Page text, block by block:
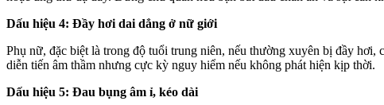
Dấu hiệu 4: Đầy hơi dai dẳng ở nữ giới
Phụ nữ, đặc biệt là trong độ tuổi trung niên, nếu thường xuyên bị đầy hơi,
diễn tiến âm thầm nhưng cực kỳ nguy hiểm nếu không phát hiện kịp thời.
Dấu hiệu 5: Đau bụng âm ỉ, kéo dài